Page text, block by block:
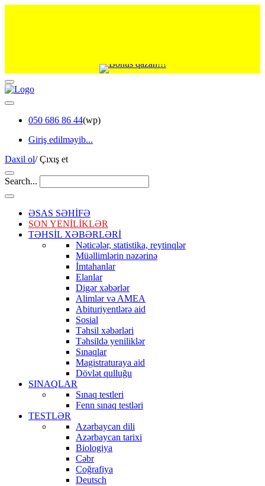
050 686 86 44(wp)
Giriş edilməyib...
Daxil ol/Çıxış et
Search...
ƏSAS SƏHİFƏ
SON YENİLİKLƏR
TƏHSİL XƏBƏRLƏRİ
Nəticələr, statistika, reytinqlər
Müəllimlərin nəzərinə
İmtahanlar
Elanlar
Digər xəbərlər
Alimlər və AMEA
Abituriyentlərə aid
Sosial
Təhsil xəbərləri
Təhsildə yeniliklər
Sınaqlar
Magistraturaya aid
Dövlət qulluğu
SINAQLAR
Sınaq testleri
Fenn sınaq testləri
TESTLƏR
Azərbaycan dili
Azərbaycan tarixi
Biologiya
Cəbr
Coğrafiya
Deutsch